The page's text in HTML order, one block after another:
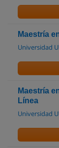
Maestría
Universidad
Maestría
Línea
Universidad